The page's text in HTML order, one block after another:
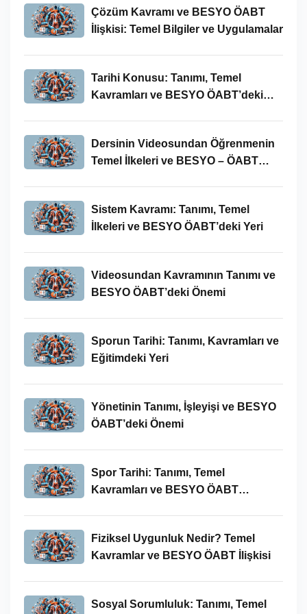
Çözüm Kavramı ve BESYO ÖABT
İlişkisi: Temel Bilgiler ve Uygulamalar
Tarihi Konusu: Tanımı, Temel
Kavramları ve BESYO ÖABT’deki
Dersinin Videosundan Öğrenmenin
Temel İlkeleri ve BESYO – ÖABT
Sistem Kavramı: Tanımı, Temel
İlkeleri ve BESYO ÖABT’deki Yeri
Videosundan Kavramının Tanımı ve
BESYO ÖABT’deki Önemi
Sporun Tarihi: Tanımı, Kavramları ve
Eğitimdeki Yeri
Yönetinin Tanımı, İşleyişi ve BESYO
ÖABT’deki Önemi
Spor Tarihi: Tanımı, Temel
Kavramları ve BESYO ÖABT
Fiziksel Uygunluk Nedir? Temel
Kavramlar ve BESYO ÖABT İlişkisi
Sosyal Sorumluluk: Tanımı, Temel